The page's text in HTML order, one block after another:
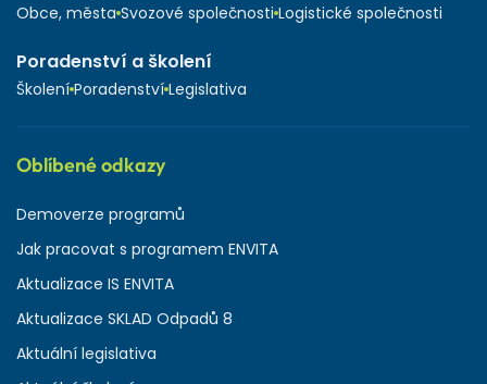
Obce, města Svozové společnosti Logistické společnosti
Poradenství a školení
Školení Poradenství Legislativa
Oblíbené odkazy
Demoverze programů
Jak pracovat s programem ENVITA
Aktualizace IS ENVITA
Aktualizace SKLAD Odpadů 8
Aktuální legislativa